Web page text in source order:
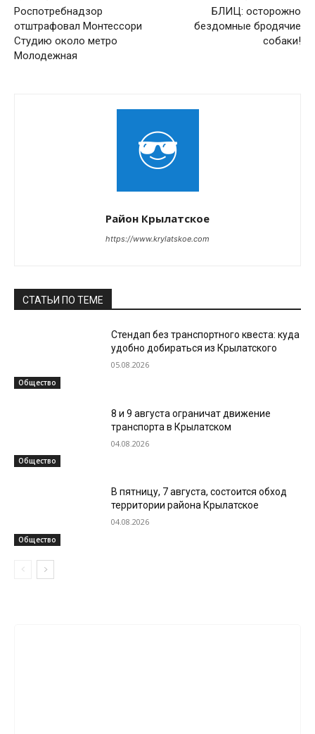
Роспотребнадзор
отштрафовал Монтессори
Студию около метро
Молодежная
БЛИЦ: осторожно
бездомные бродячие
собаки!
Район Крылатское
https://www.krylatskoe.com
СТАТЬИ ПО ТЕМЕ
Общество
Стендап без транспортного квеста: куда
удобно добираться из Крылатского
05.08.2026
Общество
8 и 9 августа ограничат движение
транспорта в Крылатском
04.08.2026
Общество
В пятницу, 7 августа, состоится обход
территории района Крылатское
04.08.2026